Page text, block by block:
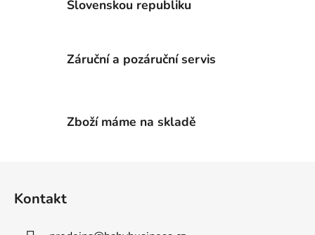
p
k
y
p
i
Slovenskou republiku
Záruční a pozáruční servis
Zboží máme na skladě
Kontakt